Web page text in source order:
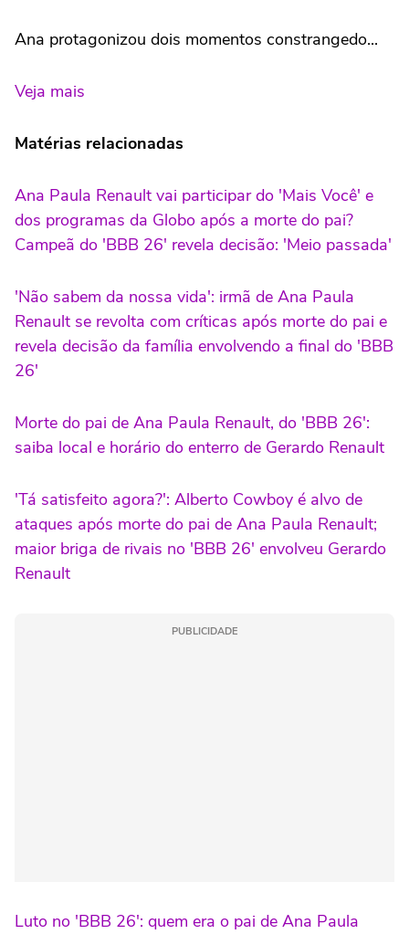
Ana protagonizou dois momentos constrangedo...
Veja mais
Matérias relacionadas
Ana Paula Renault vai participar do 'Mais Você' e
dos programas da Globo após a morte do pai?
Campeã do 'BBB 26' revela decisão: 'Meio passada'
'Não sabem da nossa vida': irmã de Ana Paula
Renault se revolta com críticas após morte do pai e
revela decisão da família envolvendo a final do 'BBB
26'
Morte do pai de Ana Paula Renault, do 'BBB 26':
saiba local e horário do enterro de Gerardo Renault
'Tá satisfeito agora?': Alberto Cowboy é alvo de
ataques após morte do pai de Ana Paula Renault;
maior briga de rivais no 'BBB 26' envolveu Gerardo
Renault
PUBLICIDADE
Luto no 'BBB 26': quem era o pai de Ana Paula